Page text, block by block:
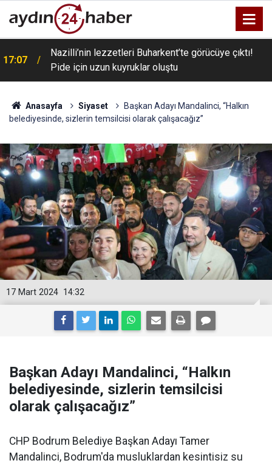
17:07
Nazilli’nin lezzetleri Buharkent’te görücüye çıktı!
Pide için uzun kuyruklar oluştu
Anasayfa Siyaset
Başkan Adayı Mandalinci, “Halkın
belediyesinde, sizlerin temsilcisi olarak çalışacağız”
14:32
17 Mart 2024
Başkan Adayı Mandalinci, “Halkın
belediyesinde, sizlerin temsilcisi
olarak çalışacağız”
CHP Bodrum Belediye Başkan Adayı Tamer
Mandalinci, Bodrum'da musluklardan kesintisiz su